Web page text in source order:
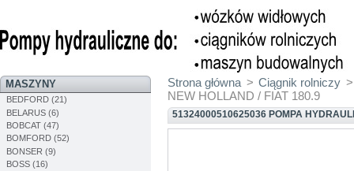
MASZYNY
BEDFORD (21)
BELARUS (6)
BOBCAT (47)
BOMFORD (52)
BONSER (9)
BOSS (16)
Strona główna > Ciągnik rolniczy >
NEW HOLLAND / FIAT 180.9
51324000510625036 POMPA